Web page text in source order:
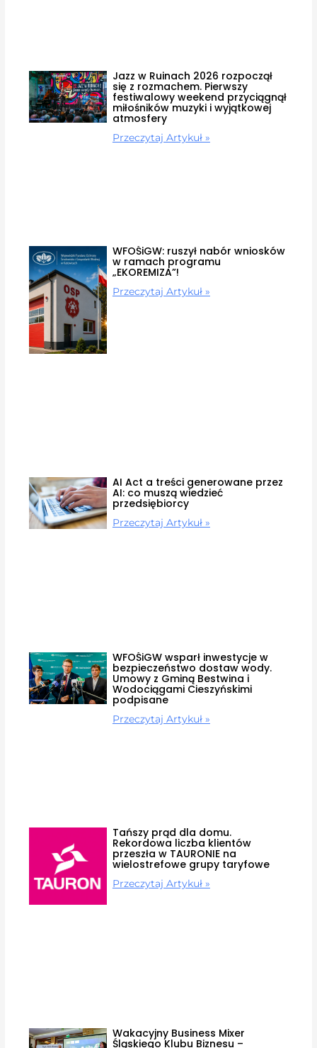
Jazz w Ruinach 2026 rozpoczął
się z rozmachem. Pierwszy
festiwalowy weekend przyciągnął
miłośników muzyki i wyjątkowej
atmosfery
Przeczytaj Artykuł »
WFOŚiGW: ruszył nabór wniosków
w ramach programu
„EKOREMIZA”!
Przeczytaj Artykuł »
AI Act a treści generowane przez
AI: co muszą wiedzieć
przedsiębiorcy
Przeczytaj Artykuł »
WFOŚiGW wsparł inwestycje w
bezpieczeństwo dostaw wody.
Umowy z Gminą Bestwina i
Wodociągami Cieszyńskimi
podpisane
Przeczytaj Artykuł »
Tańszy prąd dla domu.
Rekordowa liczba klientów
przeszła w TAURONIE na
wielostrefowe grupy taryfowe
Przeczytaj Artykuł »
Wakacyjny Business Mixer
Śląskiego Klubu Biznesu –